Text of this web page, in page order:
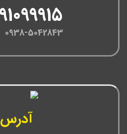
0938-5042843 واتساپ
آدرس